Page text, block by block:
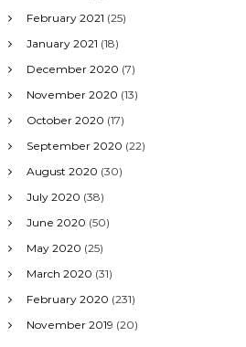
February 2021 (25)
January 2021 (18)
December 2020 (7)
November 2020 (13)
October 2020 (17)
September 2020 (22)
August 2020 (30)
July 2020 (38)
June 2020 (50)
May 2020 (25)
March 2020 (31)
February 2020 (231)
November 2019 (20)